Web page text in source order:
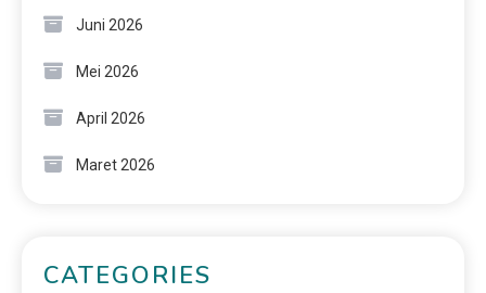
Juni 2026
Mei 2026
April 2026
Maret 2026
CATEGORIES